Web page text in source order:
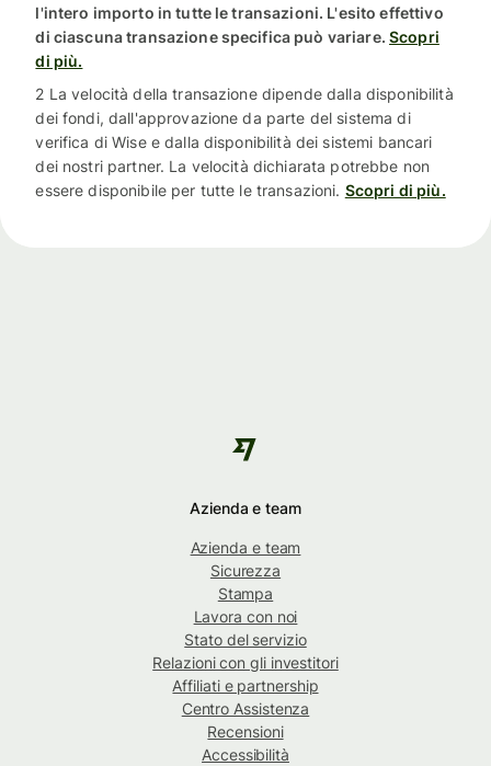
l'intero importo in tutte le transazioni. L'esito effettivo
di ciascuna transazione specifica può variare. Scopri
di più.
2 La velocità della transazione dipende dalla disponibilità
dei fondi, dall'approvazione da parte del sistema di
verifica di Wise e dalla disponibilità dei sistemi bancari
dei nostri partner. La velocità dichiarata potrebbe non
essere disponibile per tutte le transazioni. Scopri di più.
Azienda e team
Azienda e team
Sicurezza
Stampa
Lavora con noi
Stato del servizio
Relazioni con gli investitori
Affiliati e partnership
Centro Assistenza
Recensioni
Accessibilità